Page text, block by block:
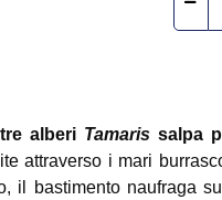
alberi Tamaris salpa
attraverso i mari
il bastimento naufraga